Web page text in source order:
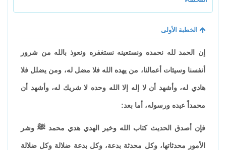
الخطبة الأولى
إن الحمد لله نحمده ونستعينه نستغفره ونعوذ بالله من شرور
أنفسنا وسيئات أعمالنا، من يهده الله فلا مضل له، ومن يضلل فلا
هادي له، وأشهد أن لا إله إلا الله وحده لا شريك له، وأشهد أن
محمداً عبده ورسوله، أما بعد:
فإن أصدق الحديث كتاب الله وخير الهدي هدي محمد ﷺ وشر
الأمور محدثاتها، وكل محدثة بدعة، وكل بدعة ضلالة وكل ضلالة